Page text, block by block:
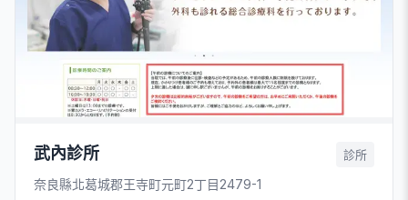
武內診所 診所
奈良縣北葛城郡王寺町元町2丁目2479-1